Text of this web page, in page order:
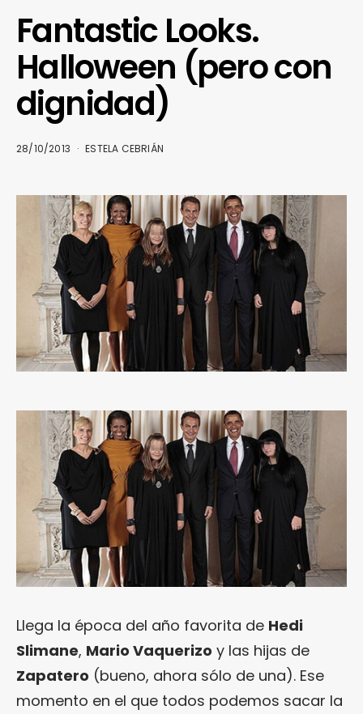
Fantastic Looks.
Halloween (pero con
dignidad)
28/10/2013 ESTELA CEBRIÁN
Llega la época del año favorita de Hedi
Slimane, Mario Vaquerizo y las hijas de
Zapatero (bueno, ahora sólo de una). Ese
momento en el que todos podemos sacar la